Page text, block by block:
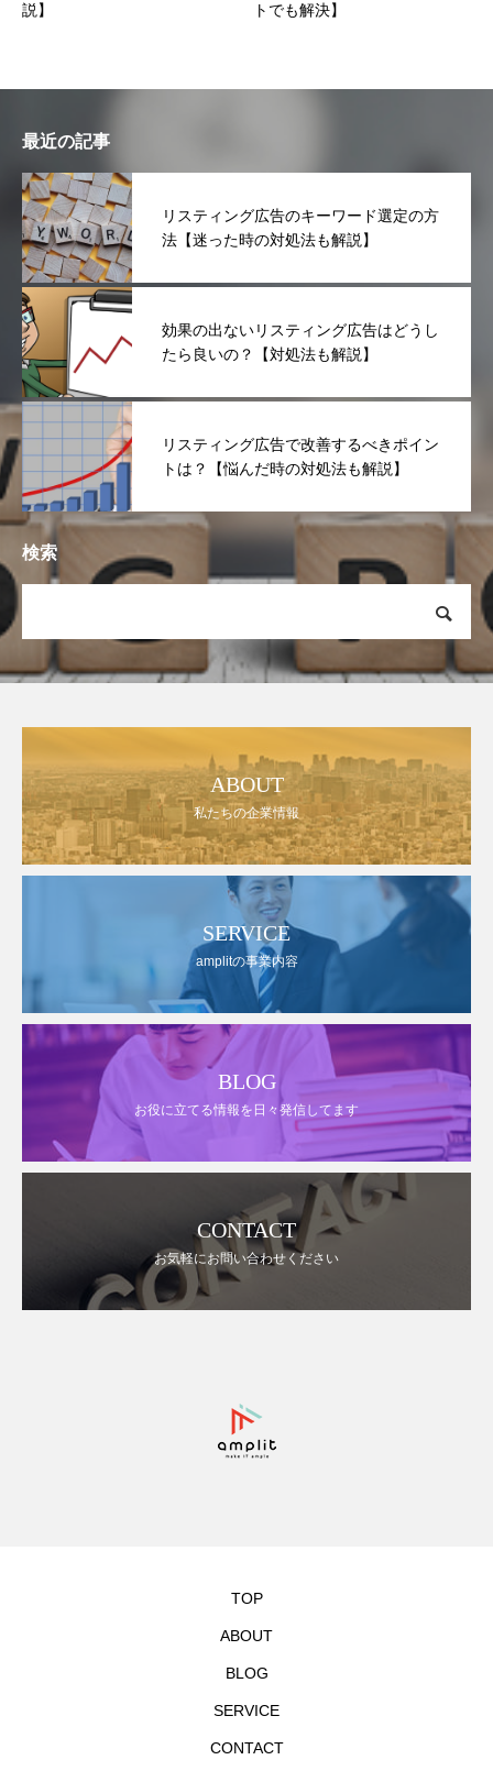
説】
トでも解決】
最近の記事
リスティング広告のキーワード選定の方
法【迷った時の対処法も解説】
効果の出ないリスティング広告はどうし
たら良いの？【対処法も解説】
リスティング広告で改善するべきポイン
トは？【悩んだ時の対処法も解説】
検索
ABOUT
私たちの企業情報
SERVICE
amplitの事業内容
BLOG
お役に立てる情報を日々発信してます
CONTACT
お気軽にお問い合わせください
TOP
ABOUT
BLOG
SERVICE
CONTACT